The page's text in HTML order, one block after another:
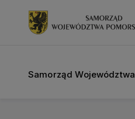
Samorząd Województwa